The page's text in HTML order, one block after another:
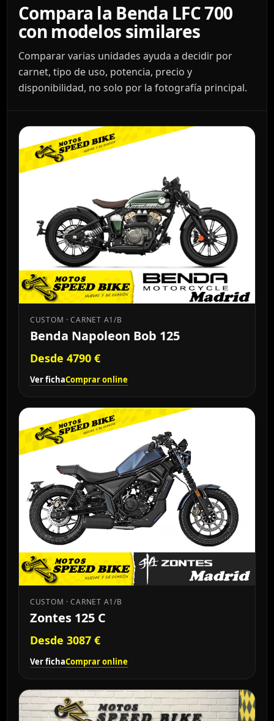
Compara la Benda LFC 700
con modelos similares
Comparar varias unidades ayuda a decidir por
carnet, tipo de uso, potencia, precio y
disponibilidad, no solo por la fotografía principal.
CUSTOM · CARNET A1/B
Benda Napoleon Bob 125
Desde 4790 €
Ver fichaComprar online
CUSTOM · CARNET A1/B
Zontes 125 C
Desde 3087 €
Ver fichaComprar online